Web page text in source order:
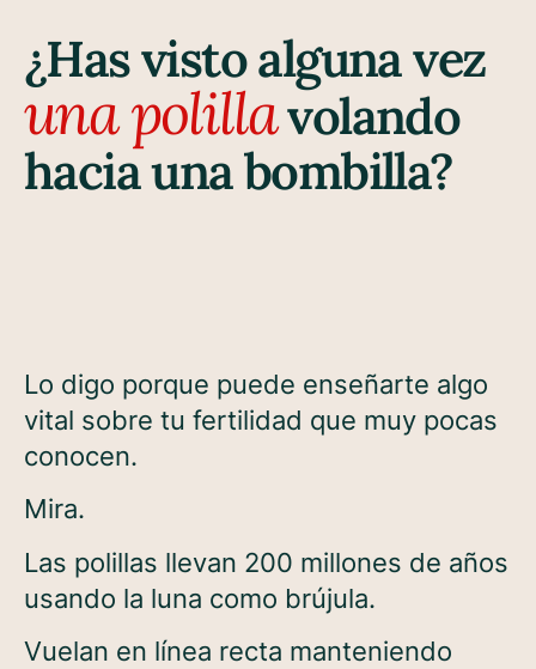
¿Has visto alguna vez
una polillavolando
hacia una bombilla?
Lo digo porque puede enseñarte algo
vital sobre tu fertilidad que muy pocas
conocen.
Mira.
Las polillas llevan 200 millones de años
usando la luna como brújula.
Vuelan en línea recta manteniendo